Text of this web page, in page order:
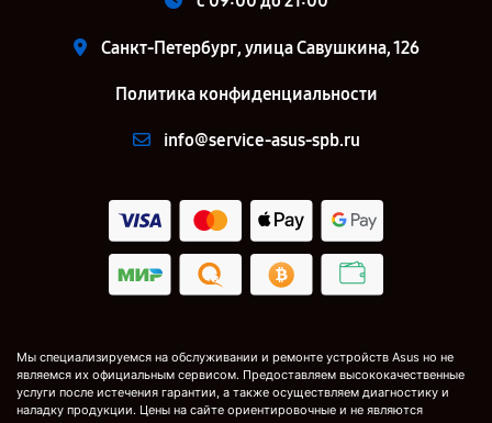
Санкт-Петербург, улица Савушкина, 126
Политика конфиденциальности
info@service-asus-spb.ru
Мы специализируемся на обслуживании и ремонте устройств Asus но не
являемся их официальным сервисом. Предоставляем высококачественные
услуги после истечения гарантии, а также осуществляем диагностику и
наладку продукции. Цены на сайте ориентировочные и не являются